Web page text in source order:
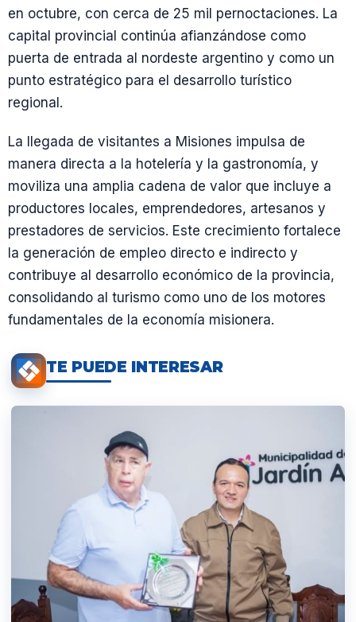
en octubre, con cerca de 25 mil pernoctaciones. La
capital provincial continúa afianzándose como
puerta de entrada al nordeste argentino y como un
punto estratégico para el desarrollo turístico
regional.
La llegada de visitantes a Misiones impulsa de
manera directa a la hotelería y la gastronomía, y
moviliza una amplia cadena de valor que incluye a
productores locales, emprendedores, artesanos y
prestadores de servicios. Este crecimiento fortalece
la generación de empleo directo e indirecto y
contribuye al desarrollo económico de la provincia,
consolidando al turismo como uno de los motores
fundamentales de la economía misionera.
TE PUEDE INTERESAR